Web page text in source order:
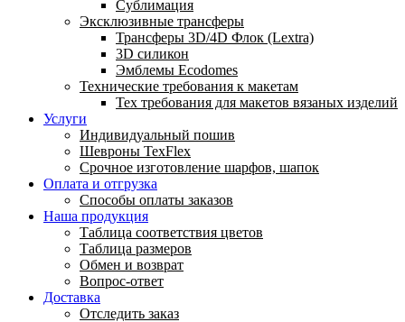
Сублимация
Эксклюзивные трансферы
Трансферы 3D/4D Флок (Lextra)
3D силикон
Эмблемы Ecodomes
Технические требования к макетам
Тех требования для макетов вязаных изделий
Услуги
Индивидуальный пошив
Шевроны TexFlex
Срочное изготовление шарфов, шапок
Оплата и отгрузка
Способы оплаты заказов
Наша продукция
Таблица соответствия цветов
Таблица размеров
Обмен и возврат
Вопрос-ответ
Доставка
Отследить заказ